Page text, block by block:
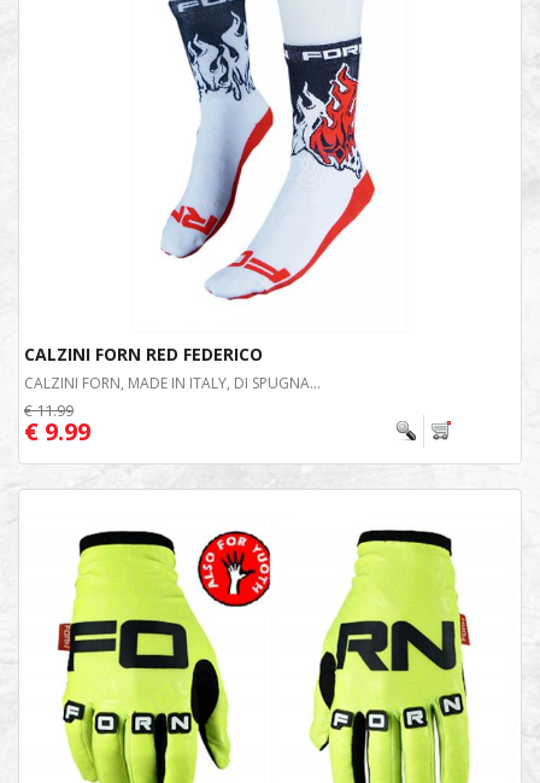
CALZINI FORN RED FEDERICO
CALZINI FORN, MADE IN ITALY, DI SPUGNA...
€ 11.99
€ 9.99